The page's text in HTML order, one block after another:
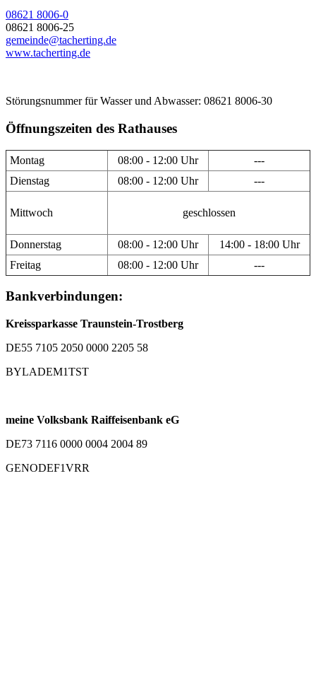
08621 8006-0
08621 8006-25
gemeinde@tacherting.de
www.tacherting.de
Störungsnummer für Wasser und Abwasser: 08621 8006-30
Öffnungszeiten des Rathauses
Montag 08:00 - 12:00 Uhr
---
Dienstag
08:00 - 12:00 Uhr ---
Mittwoch geschlossen
Donnerstag 08:00 - 12:00 Uhr
14:00 - 18:00 Uhr
Freitag
08:00 - 12:00 Uhr ---
Bankverbindungen:
Kreissparkasse Traunstein-Trostberg
DE55 7105 2050 0000 2205 58
BYLADEM1TST
meine Volksbank Raiffeisenbank eG
DE73 7116 0000 0004 2004 89
GENODEF1VRR